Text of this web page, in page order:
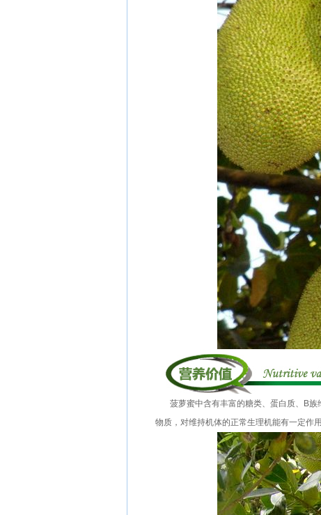
菠萝蜜中含有丰富的糖类、蛋白质、B族
物质，对维持机体的正常生理机能有一定作用